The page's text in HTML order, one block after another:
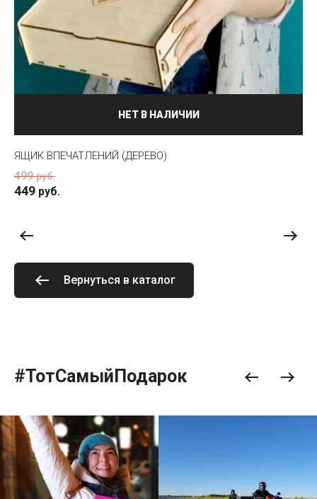
НЕТ В НАЛИЧИИ
ЯЩИК ВПЕЧАТЛЕНИЙ (ДЕРЕВО)
499 руб.
449 руб.
Вернуться в каталог
#ТотСамыйПодарок